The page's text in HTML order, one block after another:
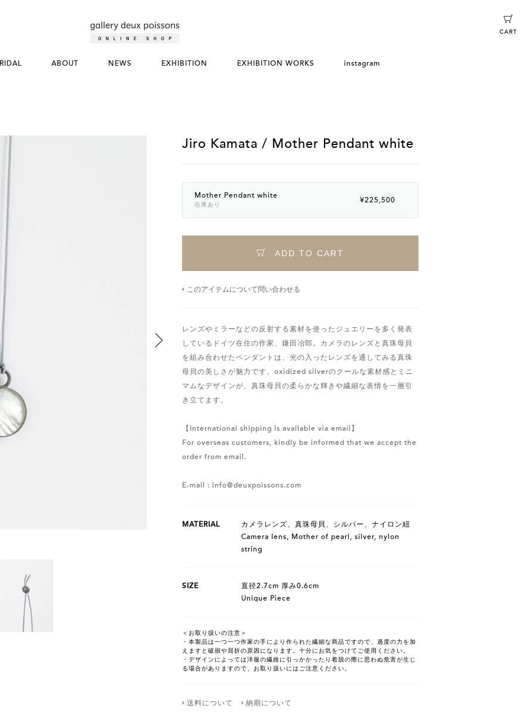
ABOUT NEWS EXHIBITION EXHIBITION WORKS instagram
CART
Jiro Kamata / Mother Pendant white
Mother Pendant white
在庫あり
¥225,500
ADD TO CART
このアイテムについて問い合わせる
レンズやミラーなどの反射する素材を使ったジュエリーを多く発表
しているドイツ在住の作家、鎌田冶郎。カメラのレンズと真珠母貝
を組み合わせたペンダントは、光の入ったレンズを通してみる真珠
母貝の美しさが魅力です。oxidized silverのクールな素材感とミニ
マムなデザインが、真珠母貝の柔らかな輝きや繊細な表情を一層引
き立てます。
【International shipping is available via email】
For overseas customers, kindly be informed that we accept the
order from email.
E-mail : info@deuxpoissons.com
MATERIAL
カメラレンズ、真珠母貝、シルバー、ナイロン紐
Camera lens, Mother of pearl, silver, nylon
string
SIZE
直径2.7cm 厚み0.6cm
Unique Piece
＜お取り扱いの注意＞
・本製品は一つ一つ作家の手により作られた繊細な商品ですので、過度の力を加
えますと破損や屈折の原因になります。十分にお気をつけてご使用ください。
・デザインによっては洋服の繊維に引っかかったり着脱の際に思わぬ危害が生じ
る場合がありますので、お取り扱いにはご注意ください。
送料について 納期について